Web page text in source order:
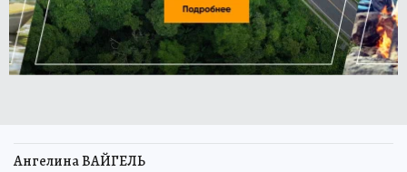
Ангелина ВАЙГЕЛЬ